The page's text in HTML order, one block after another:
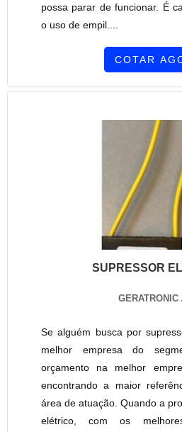
possa parar de funcionar. É
o uso de empil....
COTAR
SUPRESSOR
GERATRONIC
Se alguém busca por
melhor empresa do
orçamento na melhor
encontrando a maior
área de atuação. Quando a
elétrico, com os